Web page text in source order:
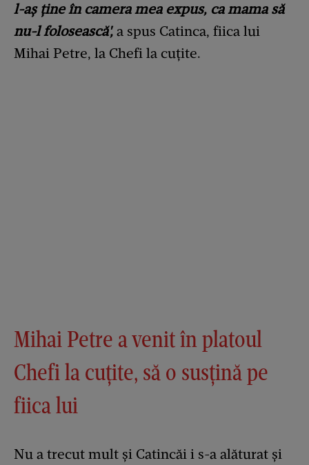
l-aș ține în camera mea expus, ca mama să
nu-l folosească', a spus Catinca, fiica lui
Mihai Petre, la Chefi la cuțite.
Mihai Petre a venit în platoul
Chefi la cuțite, să o susțină pe
fiica lui
Nu a trecut mult și Catincăi i s-a alăturat și